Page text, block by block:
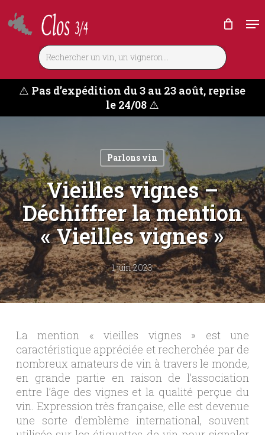
to
main
⚠️ Pas d’expédition du 3 au 23 août, reprise
le 24/08⚠️
Parlons vin
Vieilles vignes –
Déchiffrer la mention
« Vieilles vignes »
1 juin 2023
La mention « vieilles vignes » est une
caractéristique appréciée et recherchée par de
nombreux amateurs de vin à travers le monde,
en grande partie en raison de l’association
entre l’âge des vignes et la qualité perçue du
vin. Expression très française, elle est devenue
une sorte d’emblème international, souvent